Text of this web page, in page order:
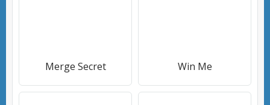
Merge Secret Win Me